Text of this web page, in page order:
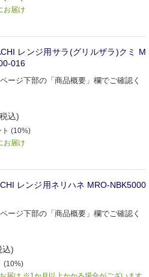
お届け
レンジ用サラ(グリルザラ)クミ M
016
ージ下部の「商品概要」欄でご確認く
込)
ト (10%)
お届け
レンジ用ネリハネ MRO-NBK5000
ージ下部の「商品概要」欄でご確認く
込)
(10%)